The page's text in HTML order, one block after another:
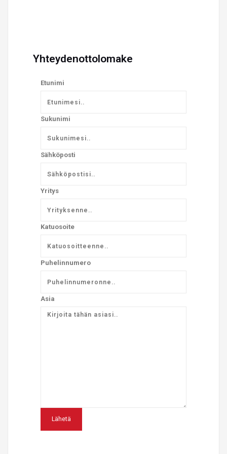
Yhteydenottolomake
Etunimi
Sukunimi
Sähköposti
Yritys
Katuosoite
Puhelinnumero
Asia